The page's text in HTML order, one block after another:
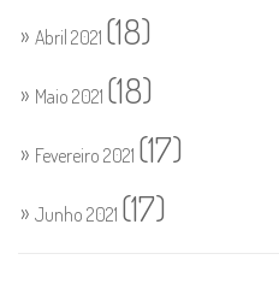
Abril 2021 (18)
Maio 2021 (18)
Fevereiro 2021 (17)
Junho 2021 (17)